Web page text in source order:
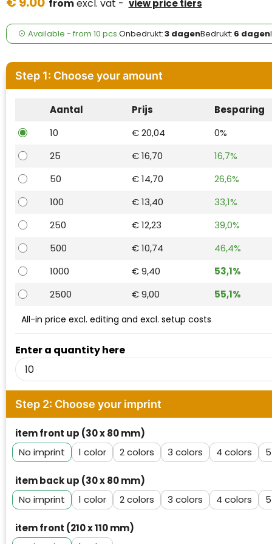
Fresh 'n Rebel
GolfOriginals
James Harvest
Kingcap
MyKit
Ocean Bottle
Parker
fromexcl. vat - view price tiers
Available - from 10 pcs.Onbedrukt:3 dagenBedrukt: 6 dagen
Step 1: Choose your amount
Aantal Prijs
Besparing
10
€ 20,04
0%
25
€ 16,70
16,7%
50
€ 14,70
26,6%
100
€ 13,40
33,1%
250
€ 12,23
39,0%
500
€ 10,74
46,4%
1000
€ 9,40
53,1%
2500
€ 9,00 55,1%
Enter a quantity here
All-in price excl. editing and excl. setup costs
Step 2: Choose your imprint
item front up (30 x 80 mm)
No imprint
1 2 3 4 5
item back up (30 x 80 mm)
No imprint
1 2 3 4 5
item front (210 x 110 mm)